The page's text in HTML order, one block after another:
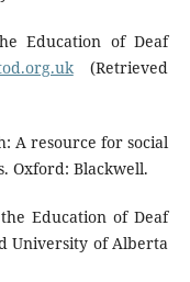
Education of Deaf
(Retrieved
A resource for social
Oxford: Blackwell.
Education of Deaf
University of Alberta